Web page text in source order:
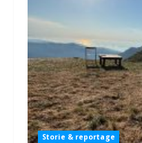
Storie & reportage